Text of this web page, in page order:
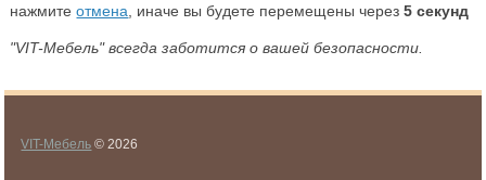
нажмитеотмена , иначе вы будете перемещены через5 секунд
"VIT-Мебель" всегда заботится о вашей безопасности.
VIT-Мебель © 2026